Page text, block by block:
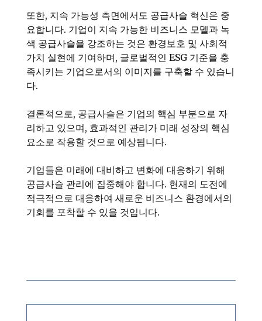
또한, 지속 가능성 측면에서도 공급사슬 혁신은 중
요합니다. 기업이 지속 가능한 비즈니스 모델과 녹
색 공급사슬을 강조하는 것은 환경보호 및 사회적
가치 실현에 기여하며, 글로벌적인 ESG 기준을 충
족시키는 기업으로서의 이미지를 구축할 수 있습니
다.
결론적으로, 공급사슬은 기업의 핵심 부분으로 자
리하고 있으며, 효과적인 관리가 미래 성장의 핵심
요소로 작용할 것으로 예상됩니다.
기업들은 미래에 대비하고 변화에 대응하기 위해
공급사슬 관리에 집중해야 합니다. 현재의 도전에
적극적으로 대응하여 새로운 비즈니스 환경에서의
기회를 포착할 수 있을 것입니다.